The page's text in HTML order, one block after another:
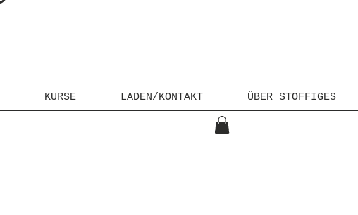
KURSE LADEN/KONTAKT ÜBER STOFFIGES